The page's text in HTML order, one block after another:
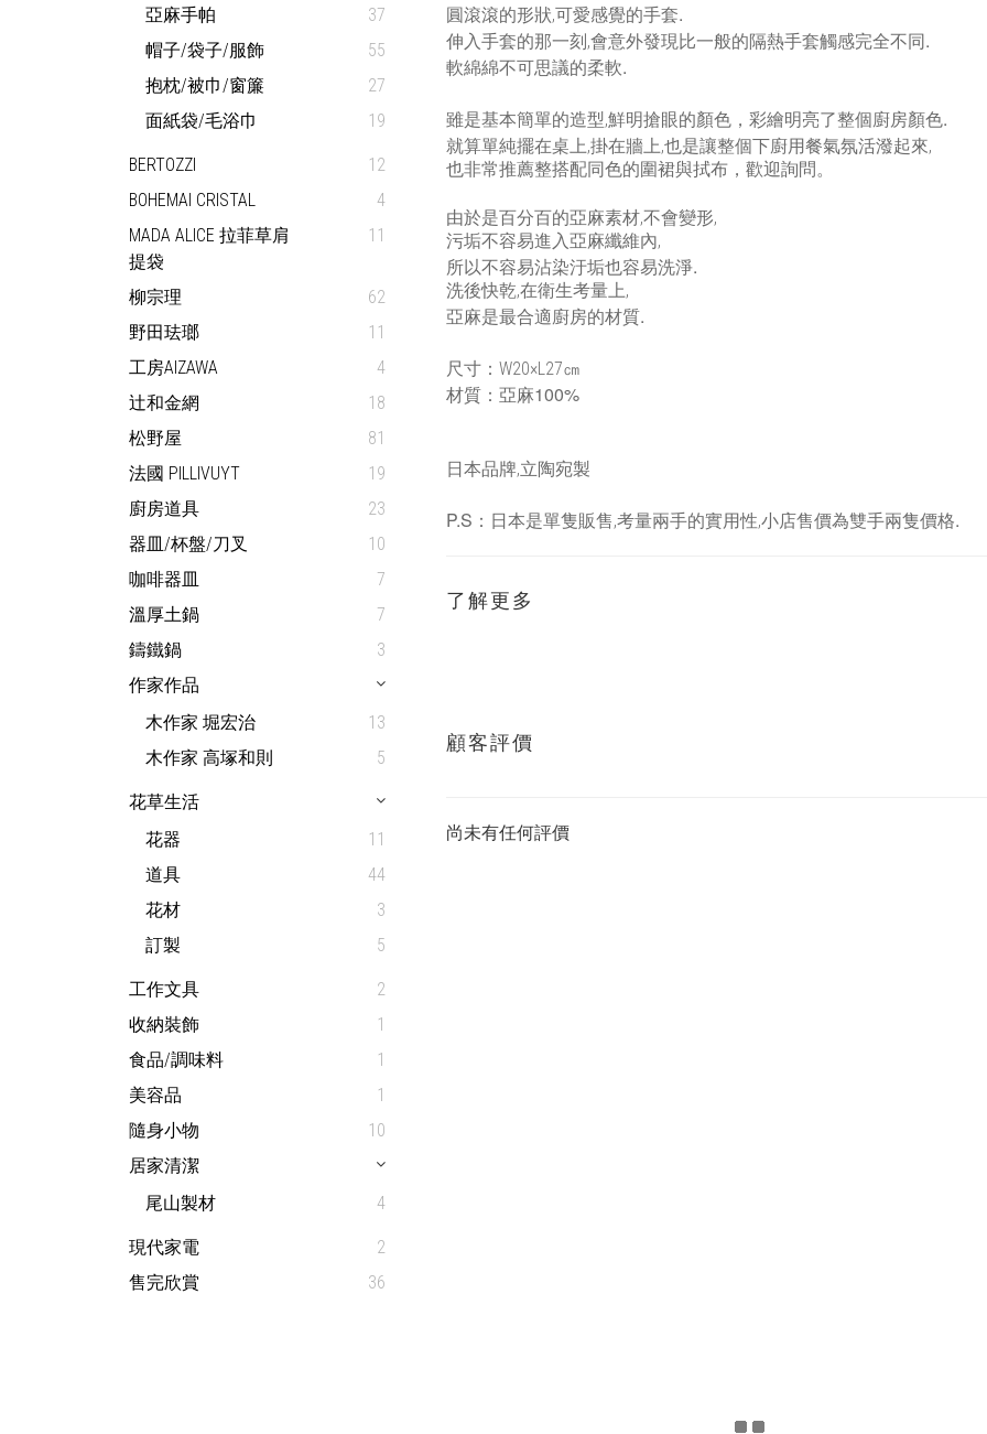
亞麻手帕
37
帽子/袋子/服飾
55
抱枕/被巾/窗簾
27
面紙袋/毛浴巾
19
BERTOZZI
12
BOHEMAI CRISTAL
4
MADA ALICE 拉菲草肩
提袋
11
柳宗理
62
野田珐瑯
11
工房AIZAWA
4
辻和金網
18
松野屋
81
法國 PILLIVUYT
19
廚房道具
23
器皿/杯盤/刀叉
10
咖啡器皿
7
溫厚土鍋
7
鑄鐵鍋
3
作家作品
木作家 堀宏治
13
木作家 高塚和則
5
花草生活
花器
11
道具
44
花材
3
訂製
5
工作文具
2
收納裝飾
1
食品/調味料
1
美容品
1
隨身小物
10
居家清潔
尾山製材
4
現代家電
2
售完欣賞
36
圓滾滾的形狀,可愛感覺的手套.
伸入手套的那一刻,會意外發現比一般的隔熱手套觸感完全不同.
軟綿綿不可思議的柔軟.
雖是基本簡單的造型,鮮明搶眼的顏色，彩繪明亮了整個廚房顏色.
就算單純擺在桌上,掛在牆上,也是讓整個下廚用餐氣氛活潑起來,
也非常推薦整搭配同色的圍裙與拭布，歡迎詢問。
由於是百分百的亞麻素材,不會變形,
污垢不容易進入亞麻纖維內,
所以不容易沾染汙垢也容易洗淨.
洗後快乾,在衛生考量上,
亞麻是最合適廚房的材質.
尺寸： W20×L27㎝
材質：亞麻100%
日本品牌,立陶宛製
P.S： 日本是單隻販售,考量兩手的實用性,小店售價為雙手兩隻價格.
了解更多
顧客評價
尚未有任何評價